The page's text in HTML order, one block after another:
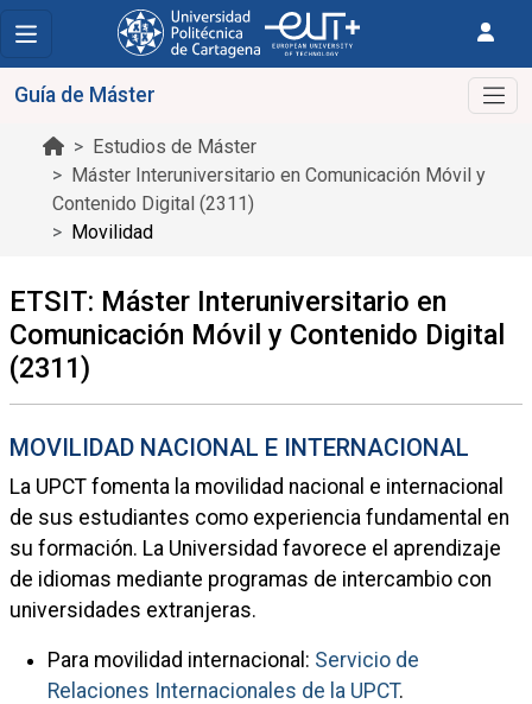
Estudios de Máster
Máster Interuniversitario en Comunicación Móvil y
Contenido Digital (2311)
Movilidad
Guía de Máster
ETSIT: Máster Interuniversitario en
Comunicación Móvil y Contenido Digital
(2311)
MOVILIDAD NACIONAL E INTERNACIONAL
La UPCT fomenta la movilidad nacional e internacional
de sus estudiantes como experiencia fundamental en
su formación. La Universidad favorece el aprendizaje
de idiomas mediante programas de intercambio con
universidades extranjeras.
Para movilidad internacional: Servicio de
Relaciones Internacionales de la UPCT.